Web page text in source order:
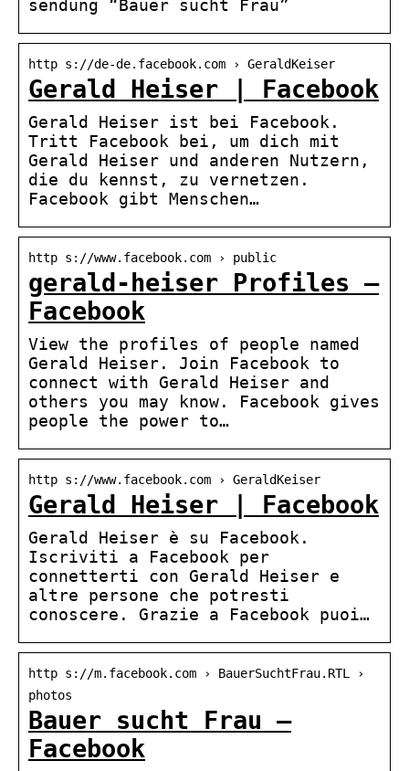
sendung “Bauer sucht Frau”
http s://de-de.facebook.com › GeraldKeiser
Gerald Heiser | Facebook
Gerald Heiser ist bei Facebook.
Tritt Facebook bei, um dich mit
Gerald Heiser und anderen Nutzern,
die du kennst, zu vernetzen.
Facebook gibt Menschen…
http s://www.facebook.com › public
gerald-heiser Profiles –
Facebook
View the profiles of people named
Gerald Heiser. Join Facebook to
connect with Gerald Heiser and
others you may know. Facebook gives
people the power to…
http s://www.facebook.com › GeraldKeiser
Gerald Heiser | Facebook
Gerald Heiser è su Facebook.
Iscriviti a Facebook per
connetterti con Gerald Heiser e
altre persone che potresti
conoscere. Grazie a Facebook puoi…
http s://m.facebook.com › BauerSuchtFrau.RTL ›
photos
Bauer sucht Frau –
Facebook